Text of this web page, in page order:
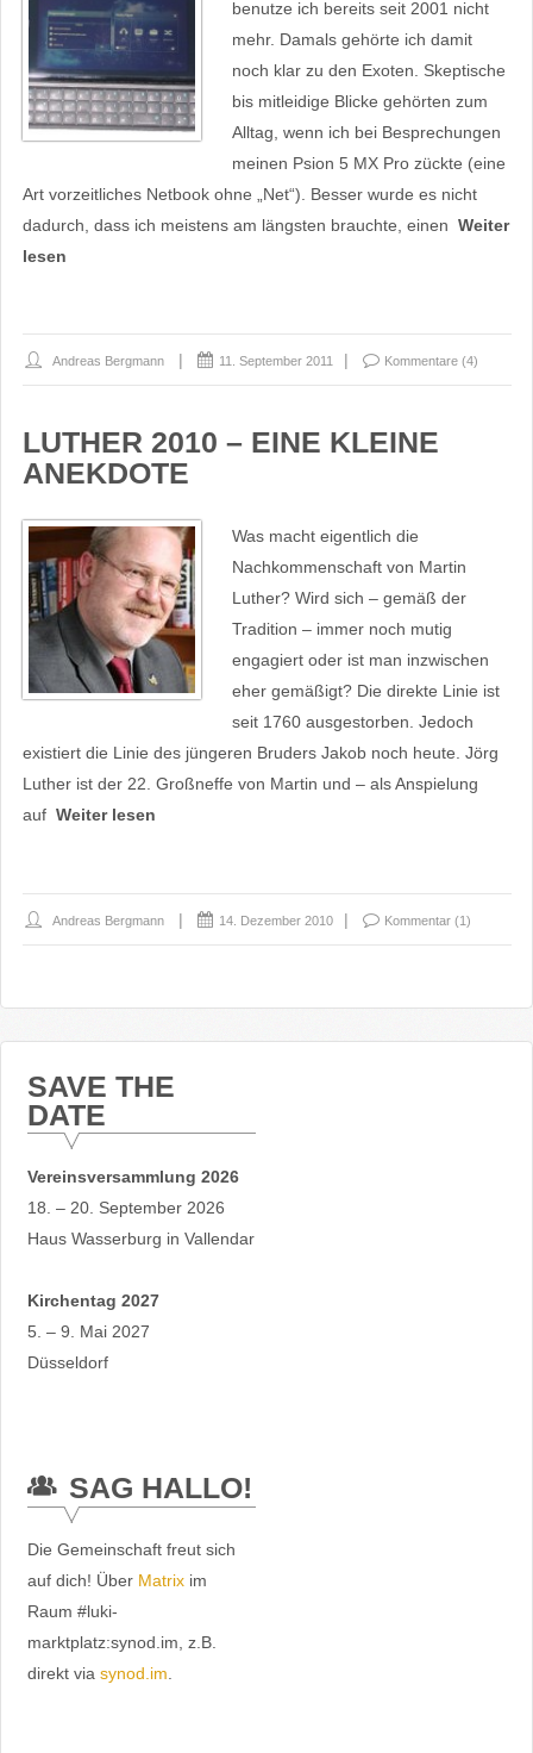
benutze ich bereits seit 2001 nicht
mehr. Damals gehörte ich damit
noch klar zu den Exoten. Skeptische
bis mitleidige Blicke gehörten zum
Alltag, wenn ich bei Besprechungen
meinen Psion 5 MX Pro zückte (eine
Art vorzeitliches Netbook ohne „Net“). Besser wurde es nicht
dadurch, dass ich meistens am längsten brauchte, einen Weiter
lesen
Andreas Bergmann 11. September 2011 Kommentare (4)
LUTHER 2010 – EINE KLEINE
ANEKDOTE
Was macht eigentlich die
Nachkommenschaft von Martin
Luther? Wird sich – gemäß der
Tradition – immer noch mutig
engagiert oder ist man inzwischen
eher gemäßigt? Die direkte Linie ist
seit 1760 ausgestorben. Jedoch
existiert die Linie des jüngeren Bruders Jakob noch heute. Jörg
Luther ist der 22. Großneffe von Martin und – als Anspielung
auf Weiter lesen
Andreas Bergmann 14. Dezember 2010 Kommentar (1)
SAVE THE
DATE
Vereinsversammlung 2026
18. – 20. September 2026
Haus Wasserburg in Vallendar
Kirchentag 2027
5. – 9. Mai 2027
Düsseldorf
SAG HALLO!
Die Gemeinschaft freut sich
auf dich! Über Matrixim
Raum #luki-
marktplatz:synod.im, z.B.
direkt via synod.im.